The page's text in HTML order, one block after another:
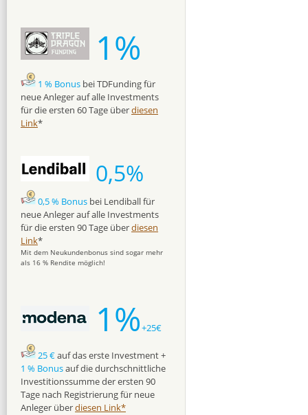
1%
1 % Bonus bei TDFunding für
neue Anleger auf alle Investments
für die ersten 60 Tage überdiesen
Link*
0,5%
0,5 % Bonus bei Lendiball für
neue Anleger auf alle Investments
für die ersten 90 Tage überdiesen
Link*
Mit dem Neukundenbonus sind sogar mehr
als 16 % Rendite möglich!
1%+25€
25 €auf das erste Investment +
1 % Bonusauf die durchschnittliche
Investitionssumme der ersten 90
Tage nach Registrierung für neue
Anleger überdiesen Link*